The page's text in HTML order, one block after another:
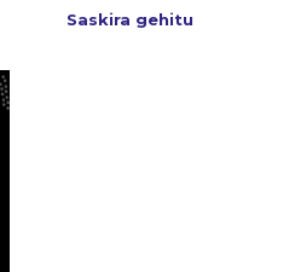
Saskira gehitu